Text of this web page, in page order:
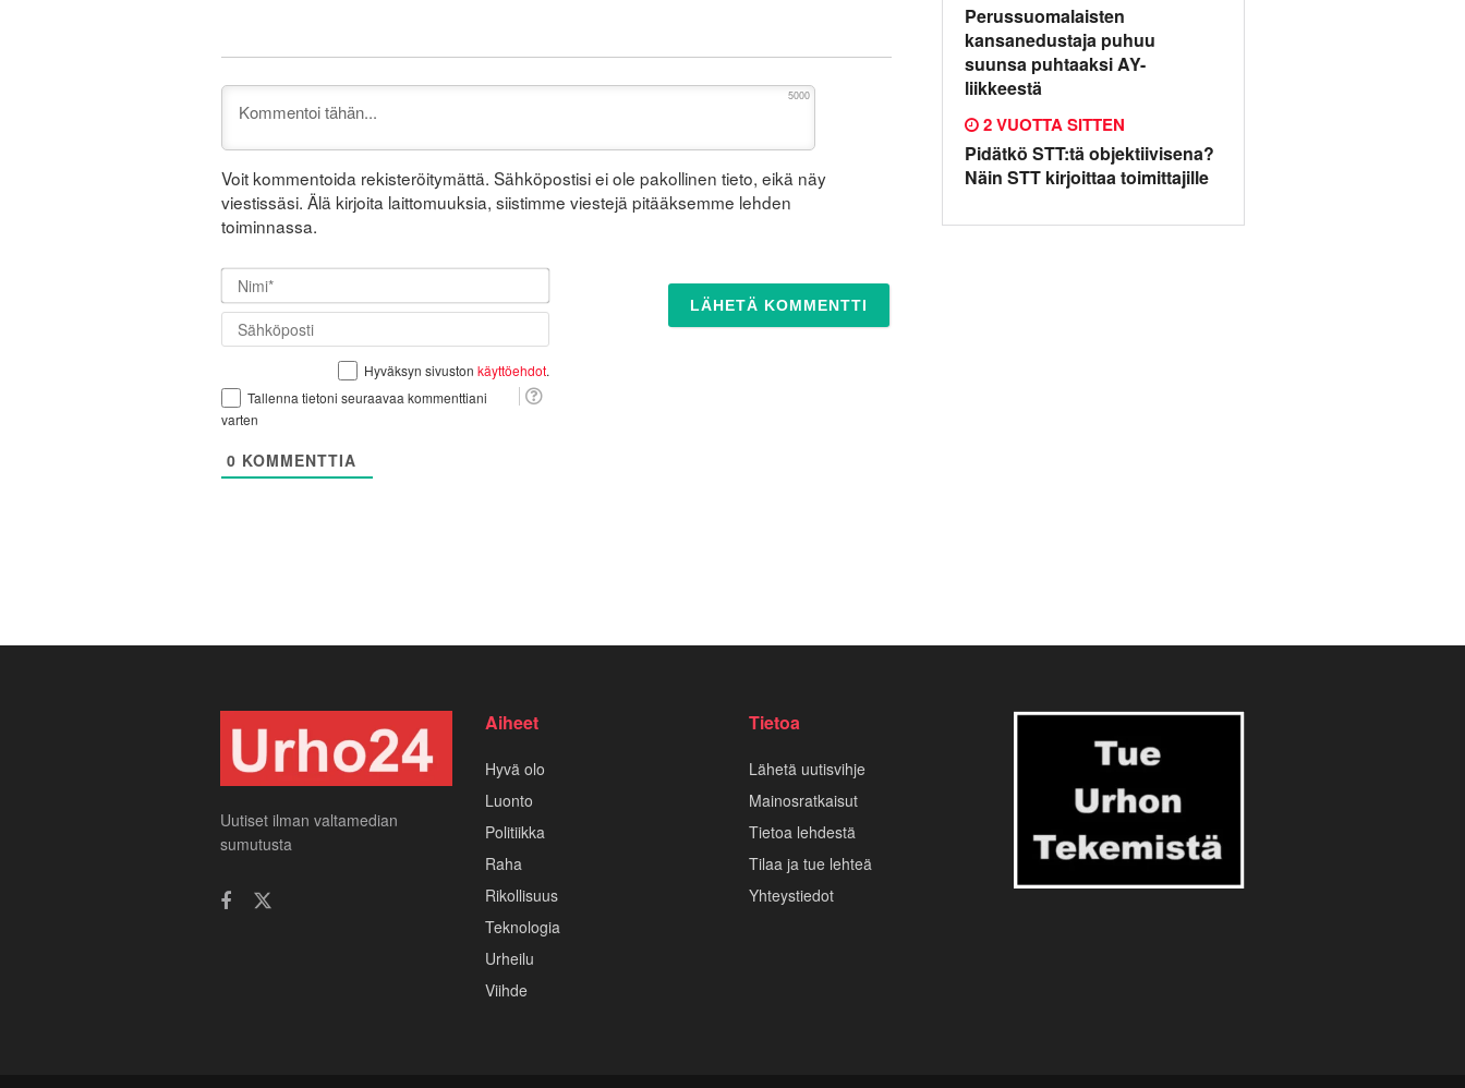
5000
Voit kommentoida rekisteröitymättä. Sähköpostisi ei ole pakollinen tieto, eikä näy
viestissäsi. Älä kirjoita laittomuuksia, siistimme viestejä pitääksemme lehden
toiminnassa.
Hyväksyn sivustonkäyttöehdot.
Tallenna tietoni seuraavaa kommenttiani
varten
0 KOMMENTTIA
Perussuomalaisten
kansanedustaja puhuu
suunsa puhtaaksi AY-
liikkeestä
Pidätkö STT:tä objektiivisena?
Näin STT kirjoittaa toimittajille
2 VUOTTA SITTEN
Uutiset ilman valtamedian
sumutusta
Aiheet
Hyvä olo
Luonto
Politiikka
Raha
Rikollisuus
Teknologia
Urheilu
Viihde
Tietoa
Lähetä uutisvihje
Mainosratkaisut
Tietoa lehdestä
Tilaa ja tue lehteä
Yhteystiedot